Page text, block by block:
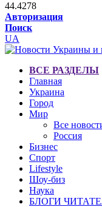
44.4278
Авторизация
Поиск
UA
ВСЕ РАЗДЕЛЫ
Главная
Украина
Город
Мир
Все
Россия
Бизнес
Спорт
Lifestyle
Шоу-биз
Наука
БЛОГИ